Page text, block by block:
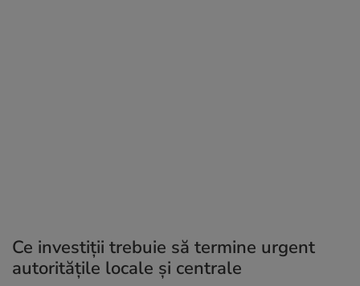
Ce investiții trebuie să termine urgent
autoritățile locale și centrale